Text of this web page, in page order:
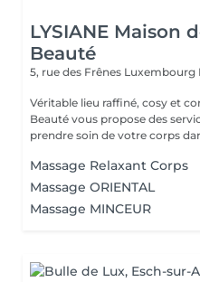
LYSIANE Maison
Beauté
5, rue des Frênes Luxembourg
Véritable lieu raffiné, cosy et confidentiel.
Beauté vous propose des
prendre soin de votre corps
Massage Relaxant Corps
Massage ORIENTAL
Massage MINCEUR